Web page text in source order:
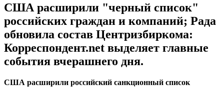
США расширили "черный список"
российских граждан и компаний; Рада
обновила состав Центризбиркома:
Корреспондент.net выделяет главные
события вчерашнего дня.
США расширили российский санкционный список